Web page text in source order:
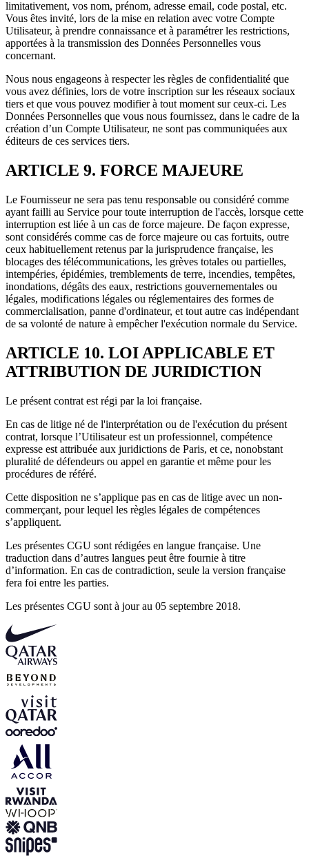
limitativement, vos nom, prénom, adresse email, code postal, etc.
Vous êtes invité, lors de la mise en relation avec votre Compte
Utilisateur, à prendre connaissance et à paramétrer les restrictions,
apportées à la transmission des Données Personnelles vous
concernant.
Nous nous engageons à respecter les règles de confidentialité que
vous avez définies, lors de votre inscription sur les réseaux sociaux
tiers et que vous pouvez modifier à tout moment sur ceux-ci. Les
Données Personnelles que vous nous fournissez, dans le cadre de la
création d’un Compte Utilisateur, ne sont pas communiquées aux
éditeurs de ces services tiers.
ARTICLE 9. FORCE MAJEURE
Le Fournisseur ne sera pas tenu responsable ou considéré comme
ayant failli au Service pour toute interruption de l'accès, lorsque cette
interruption est liée à un cas de force majeure. De façon expresse,
sont considérés comme cas de force majeure ou cas fortuits, outre
ceux habituellement retenus par la jurisprudence française, les
blocages des télécommunications, les grèves totales ou partielles,
intempéries, épidémies, tremblements de terre, incendies, tempêtes,
inondations, dégâts des eaux, restrictions gouvernementales ou
légales, modifications légales ou réglementaires des formes de
commercialisation, panne d'ordinateur, et tout autre cas indépendant
de sa volonté de nature à empêcher l'exécution normale du Service.
ARTICLE 10. LOI APPLICABLE ET
ATTRIBUTION DE JURIDICTION
Le présent contrat est régi par la loi française.
En cas de litige né de l'interprétation ou de l'exécution du présent
contrat, lorsque l’Utilisateur est un professionnel, compétence
expresse est attribuée aux juridictions de Paris, et ce, nonobstant
pluralité de défendeurs ou appel en garantie et même pour les
procédures de référé.
Cette disposition ne s’applique pas en cas de litige avec un non-
commerçant, pour lequel les règles légales de compétences
s’appliquent.
Les présentes CGU sont rédigées en langue française. Une
traduction dans d’autres langues peut être fournie à titre
d’information. En cas de contradiction, seule la version française
fera foi entre les parties.
Les présentes CGU sont à jour au 05 septembre 2018.